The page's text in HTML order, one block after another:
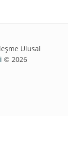
Ulusal
© 2026